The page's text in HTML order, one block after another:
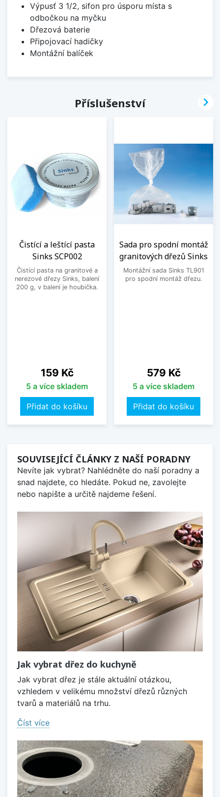
Výpusť 3 1/2, sifon pro úsporu místa s
odbočkou na myčku
Dřezová baterie
Připojovací hadičky
Montážní balíček
Příslušenství
Čistící a leštící pasta
Sinks SCP002
Čistící pasta na granitové a
nerezové dřezy Sinks, balení
200 g, v balení je houbička.
Cena
159 Kč
5 a více skladem
Přidat do košíku
Sada pro spodní montáž
granitových dřezů Sinks
Montážní sada Sinks TL901
pro spodní montáž dřezu.
Cena
579 Kč
5 a více skladem
Přidat do košíku

SOUVISEJÍCÍ ČLÁNKY Z NAŠÍ PORADNY
Nevíte jak vybrat? Nahlédněte do naší poradny a
snad najdete, co hledáte. Pokud ne, zavolejte
nebo napište a určitě najdeme řešení.
Jak vybrat dřez do kuchyně
Jak vybrat dřez je stále aktuální otázkou,
vzhledem v velikému množství dřezů různých
tvarů a materiálů na trhu.
Číst více